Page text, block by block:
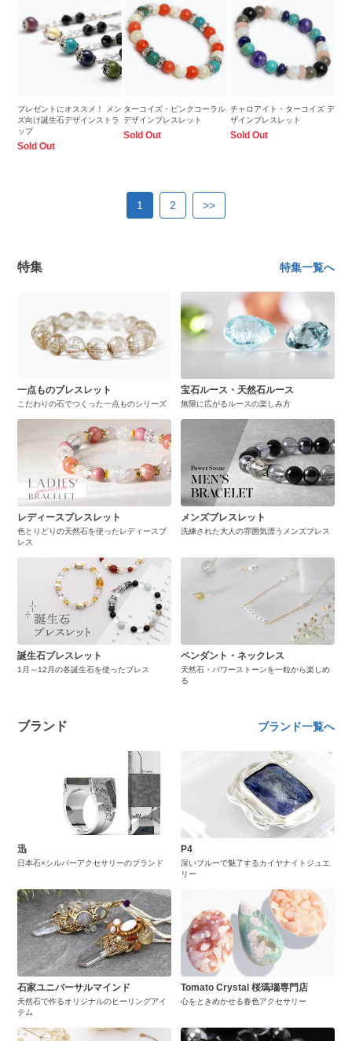
プレゼントにオススメ！ メン
ズ向け誕生石デザインストラ
ップ
Sold Out
ターコイズ・ピンクコーラル
デザインブレスレット
Sold Out
チャロアイト・ターコイズ デ
ザインブレスレット
Sold Out
1 2 >>
特集 特集一覧へ
一点ものブレスレット
こだわりの石でつくった一点ものシリーズ
宝石ルース・天然石ルース
無限に広がるルースの楽しみ方
レディースブレスレット
色とりどりの天然石を使ったレディースブ
レス
メンズブレスレット
洗練された大人の雰囲気漂うメンズブレス
誕生石ブレスレット
1月～12月の各誕生石を使ったブレス
ペンダント・ネックレス
天然石・パワーストーンを一粒から楽しめ
る
ブランド ブランド一覧へ
迅
日本石×シルバーアクセサリーのブランド
P4
深いブルーで魅了するカイヤナイトジュエ
リー
石家ユニバーサルマインド
天然石で作るオリジナルのヒーリングアイ
テム
Tomato Crystal 桜瑪瑙専門店
心をときめかせる春色アクセサリー